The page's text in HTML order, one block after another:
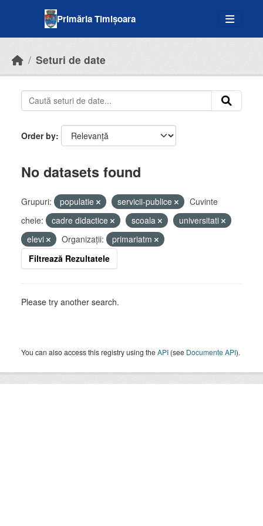
Primăria Timișoara
Seturi de date
Order by
No datasets found
Grupuri: populatie servicii-publice
Cuvinte
cheie:
cadre didactice scoala
universitati
elevi
Organizații:
primariatm
Filtrează Rezultatele
Please try another search.
You can also access this registry using theAPI (see Documente API).